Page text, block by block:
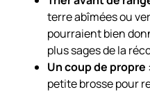
terre abîmées ou
pourraient bien
plus sages de la
Un coup de propre
petite brosse pour